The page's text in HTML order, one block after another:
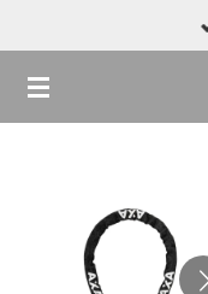
naar
de